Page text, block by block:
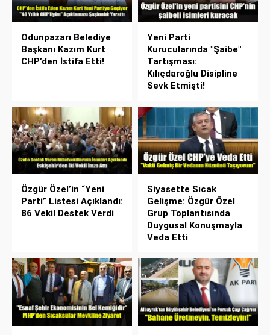
Odunpazarı Belediye
Başkanı Kazım Kurt
CHP’den İstifa Etti!
Yeni Parti
Kurucularında "Şaibe"
Tartışması:
Kılıçdaroğlu Disipline
Sevk Etmişti!
Özgür Özel’in “Yeni
Parti” Listesi Açıklandı:
86 Vekil Destek Verdi
Siyasette Sıcak
Gelişme: Özgür Özel
Grup Toplantısında
Duygusal Konuşmayla
Veda Etti